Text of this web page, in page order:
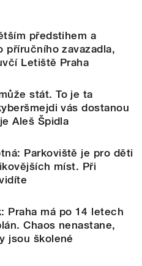
předstihem a
příručního zavazadla,
Letiště Praha
stát. To je ta
vás dostanou
Aleš Špidla
Parkoviště je pro děti
míst. Při
Praha má po 14 letech
Chaos nenastane,
jsou školené